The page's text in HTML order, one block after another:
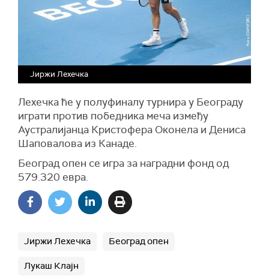
Јиржи Лехечка
Лехечка ће у полуфиналу турнира у Београду
играти против победника меча између
Аустралијанца Кристофера Оконела и Дениса
Шаповалова из Канаде.
Београд опен се игра за наградни фонд од
579.320 евра.
Јиржи Лехечка Београд опен
Лукаш Клајн